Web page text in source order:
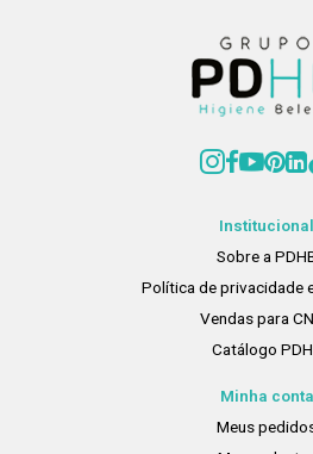
Institucional
Sobre a
Política de privacidade
Vendas para
Catálogo
Minha conta
Meus